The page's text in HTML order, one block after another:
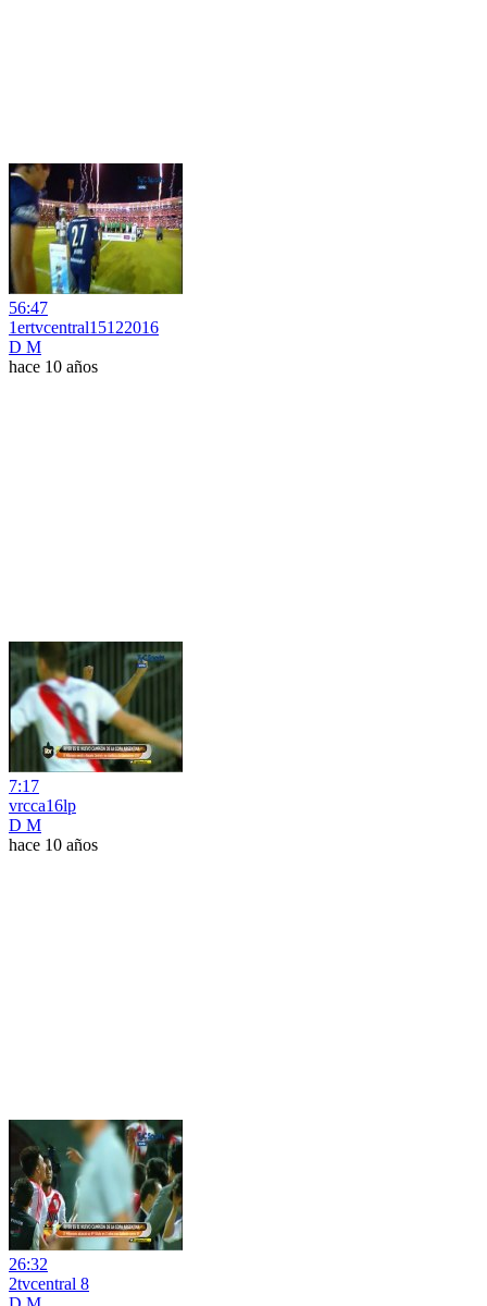
56:47
1ertvcentral15122016
D M
hace 10 años
7:17
vrcca16lp
D M
hace 10 años
26:32
2tvcentral 8